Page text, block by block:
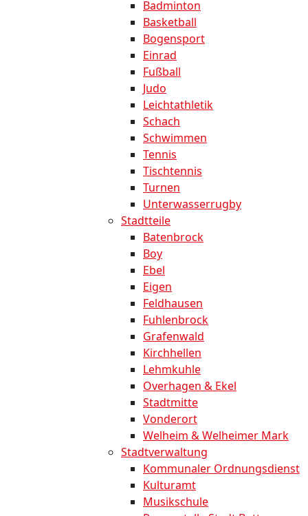
Badminton
Basketball
Bogensport
Einrad
Fußball
Judo
Leichtathletik
Schach
Schwimmen
Tennis
Tischtennis
Turnen
Unterwasserrugby
Stadtteile
Batenbrock
Boy
Ebel
Eigen
Feldhausen
Fuhlenbrock
Grafenwald
Kirchhellen
Lehmkuhle
Overhagen & Ekel
Stadtmitte
Vonderort
Welheim & Welheimer Mark
Stadtverwaltung
Kommunaler Ordnungsdienst
Kulturamt
Musikschule